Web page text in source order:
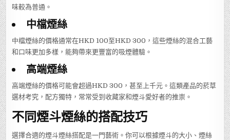
味較為普通。
中檔煙絲
中檔煙絲的價格通常在HKD 100至HKD 300，這些煙絲的混合工藝
和口味更加多樣，能夠帶來更豐富的吸煙體驗。
高端煙絲
高端煙絲的價格可能會超過HKD 300，甚至上千元。這類產品的菸草
選材考究，配方獨特，常常受到收藏家和煙斗愛好者的推崇。
不同煙斗煙絲的搭配技巧
選擇合適的煙斗煙絲搭配是一門藝術。你可以根據煙斗的大小、煙絲